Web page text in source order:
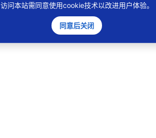
访问本站需同意使用cookie技术以改进用户体验。
同意后关闭